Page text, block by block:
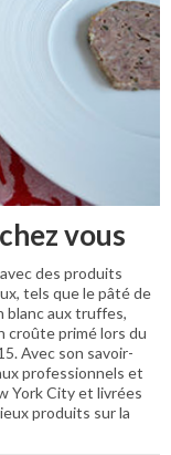
vous
des produits
tels que le pâté de
blanc aux truffes,
croûte primé lors du
Avec son savoir-
professionnels et
York City et livrées
produits sur la